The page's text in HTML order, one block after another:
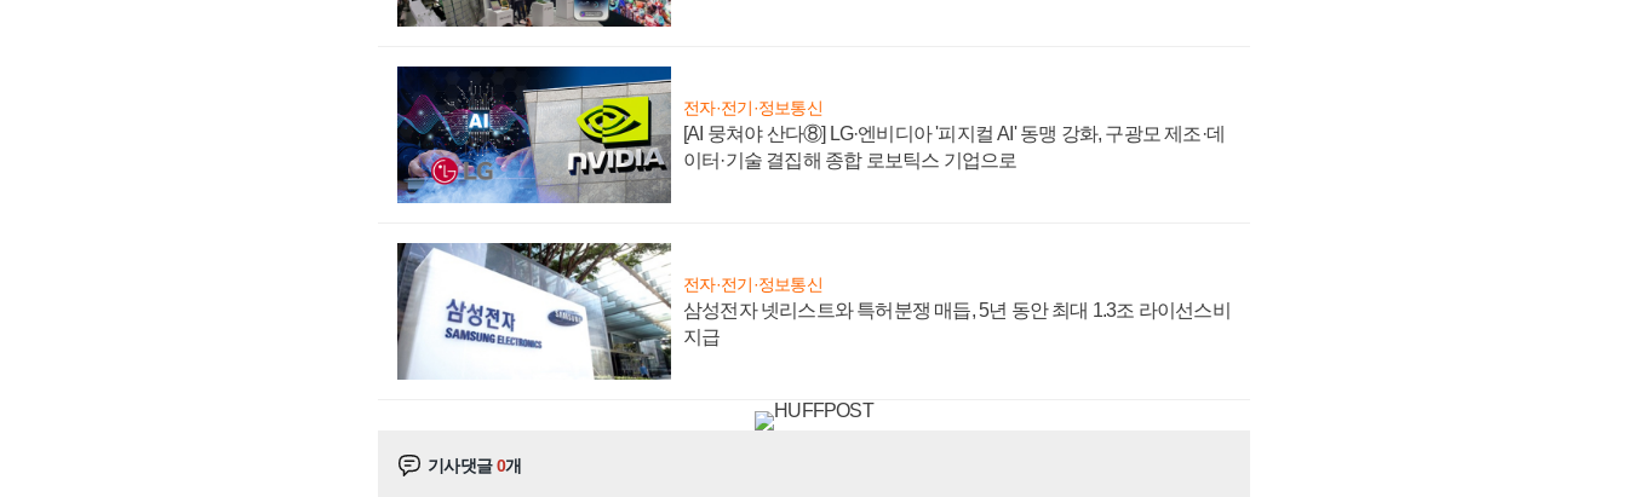
전자·전기·정보통신
[AI 뭉쳐야 산다⑧] LG·엔비디아 '피지컬 AI' 동맹 강화, 구광모 제조·데
이터·기술 결집해 종합 로보틱스 기업으로
전자·전기·정보통신
삼성전자 넷리스트와 특허분쟁 매듭, 5년 동안 최대 1.3조 라이선스비
지급
기사댓글0개